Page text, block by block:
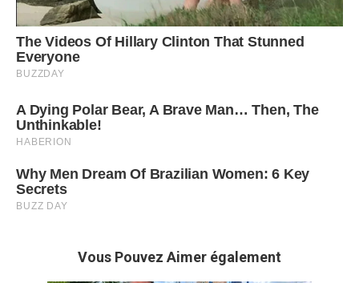
Vous Pouvez Aimer également